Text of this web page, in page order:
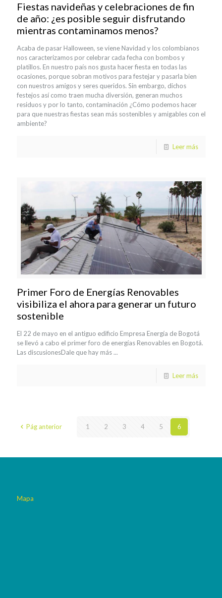
Fiestas navideñas y celebraciones de fin
de año: ¿es posible seguir disfrutando
mientras contaminamos menos?
Acaba de pasar Halloween, se viene Navidad y los colombianos
nos caracterizamos por celebrar cada fecha con bombos y
platillos. En nuestro país nos gusta hacer fiesta en todas las
ocasiones, porque sobran motivos para festejar y pasarla bien
con nuestros amigos y seres queridos. Sin embargo, dichos
festejos así como traen mucha diversión, generan muchos
residuos y por lo tanto, contaminación ¿Cómo podemos hacer
para que nuestras fiestas sean más sostenibles y amigables con el
ambiente?
Leer más
Primer Foro de Energías Renovables
visibiliza el ahora para generar un futuro
sostenible
El 22 de mayo en el antiguo edificio Empresa Energía de Bogotá
se llevó a cabo el primer foro de energías Renovables en Bogotá.
Las discusionesDale que hay más ...
Leer más
Pág anterior 1 2 3 4 5 6
Mapa